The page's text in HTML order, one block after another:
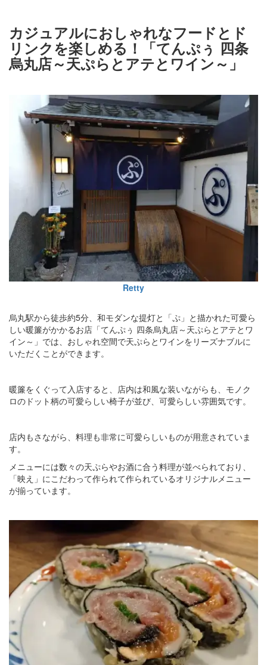
カジュアルにおしゃれなフードとド
リンクを楽しめる！「てんぷぅ 四条
烏丸店～天ぷらとアテとワイン～」
Retty
烏丸駅から徒歩約5分、和モダンな提灯と「ぷ」と描かれた可愛ら
しい暖簾がかかるお店「てんぷぅ 四条烏丸店～天ぷらとアテとワ
イン～」では、おしゃれ空間で天ぷらとワインをリーズナブルに
いただくことができます。
暖簾をくぐって入店すると、店内は和風な装いながらも、モノク
ロのドット柄の可愛らしい椅子が並び、可愛らしい雰囲気です。
店内もさながら、料理も非常に可愛らしいものが用意されていま
す。
メニューには数々の天ぷらやお酒に合う料理が並べられており、
「映え」にこだわって作られて作られているオリジナルメニュー
が揃っています。